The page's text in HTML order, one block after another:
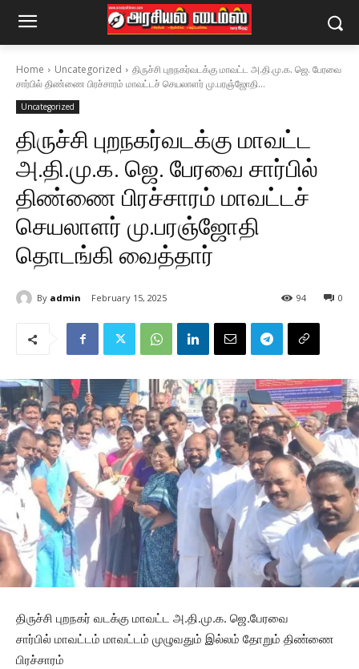
Home Uncategorized
திருச்சி புறநகர்வடக்கு மாவட்ட அ.தி.மு.க. ஜெ. பேரவை
சார்பில் திண்ணை பிரச்சாரம் மாவட்டச் செயலாளர் மு.பரஞ்ஜோதி...
Uncategorized
திருச்சி புறநகர்வடக்கு மாவட்ட
அ.தி.மு.க. ஜெ. பேரவை சார்பில்
திண்ணை பிரச்சாரம் மாவட்டச்
செயலாளர் மு.பரஞ்ஜோதி
தொடங்கி வைத்தார்
By admin February 15, 2025 0
94
திருச்சி புறநகர் வடக்கு மாவட்ட அ.தி.மு.க. ஜெ.பேரவை
சார்பில் மாவட்டம் மாவட்டம் முழுவதும் இல்லம் தோறும் திண்ணை
பிரச்சாரம்